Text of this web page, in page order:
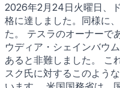
2026年2月24日火曜日、
格に達しました。同様に
た。 テスラのオーナーで
ウディア・シェインバウ
あると非難しました。 こ
スク氏に対するこのよう